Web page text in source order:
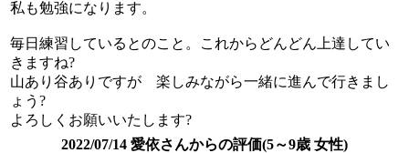
私も勉強になります。
毎日練習しているとのこと。これからどんどん上達してい
きますね?
山あり谷ありですが 楽しみながら一緒に進んで行きまし
ょう?
よろしくお願いいたします?
2022/07/14 愛依さんからの評価(5～9歳 女性)